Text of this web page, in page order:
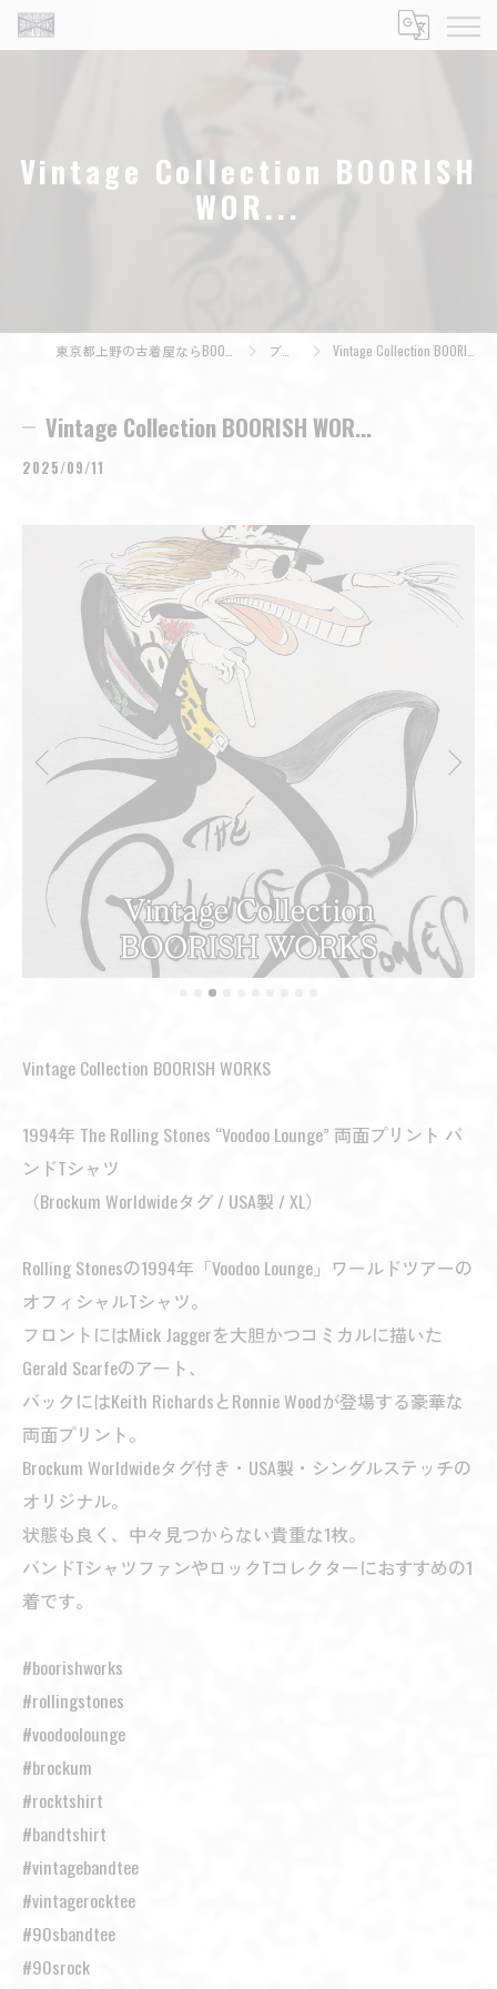
Vintage Collection BOORISH
WOR...
ブログ Vintage Collection BOORISH WOR...
Vintage Collection BOORISH WOR...
2025/09/11
Vintage Collection BOORISH WORKS
1994年 The Rolling Stones “Voodoo Lounge” 両面プリント バ
ンドTシャツ
（Brockum Worldwideタグ / USA製 / XL）
Rolling Stonesの1994年「Voodoo Lounge」ワールドツアーの
オフィシャルTシャツ。
フロントにはMick Jaggerを大胆かつコミカルに描いた
Gerald Scarfeのアート、
バックにはKeith RichardsとRonnie Woodが登場する豪華な
両面プリント。
Brockum Worldwideタグ付き・USA製・シングルステッチの
オリジナル。
状態も良く、中々見つからない貴重な1枚。
バンドTシャツファンやロックTコレクターにおすすめの1
着です。
#boorishworks
#rollingstones
#voodoolounge
#brockum
#rocktshirt
#bandtshirt
#vintagebandtee
#vintagerocktee
#90sbandtee
#90srock